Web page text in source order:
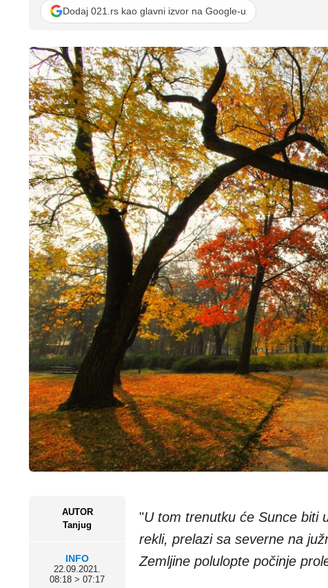
AUTOR
Tanjug
INFO
22.09.2021.
08:18 > 07:17
Dodaj 021.rs kao glavni izvor na Google-u
"U tom trenutku će Sunce biti
rekli, prelazi sa severne na
Zemljine polulopte počinje